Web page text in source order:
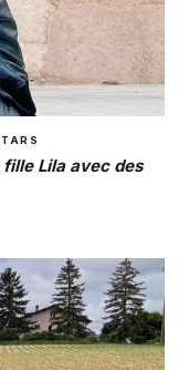
Lila avec des